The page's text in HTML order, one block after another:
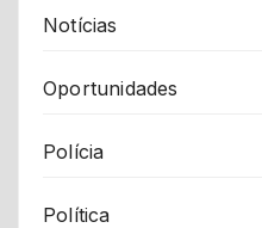
Notícias
Oportunidades
Polícia
Política